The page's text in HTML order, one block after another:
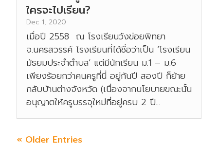
ใครจะไปเรียน?
Dec 1, 2020
เมื่อปี 2558 ณ โรงเรียนวังข่อยพิทยา
จ.นครสวรรค์ โรงเรียนที่ได้ชื่อว่าเป็น ‘โรงเรียน
มัธยมประจำตำบล’ แต่มีนักเรียน ม.1 – ม.6
เพียงร้อยกว่าคนครูที่นี่ อยู่กันปี สองปี ก็ย้าย
กลับบ้านต่างจังหวัด (เนื่องจากนโยบายขณะนั้น
อนุญาตให้ครูบรรจุใหม่ที่อยู่ครบ 2 ปี...
« Older Entries